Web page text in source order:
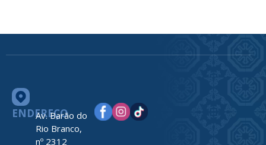
ENDEREÇO
Av. Barão do
Rio Branco,
nº 2312